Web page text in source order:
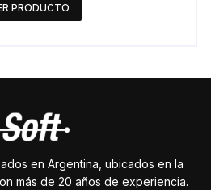
PRODUCTO
en Argentina, ubicados en la
más de 20 años de experiencia.